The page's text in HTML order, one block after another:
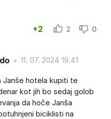
+2 2 0
11. 07. 2024 19.41
Janše hotela kupiti te
kot jih bo sedaj golob
da hoče Janša
biciklisti na